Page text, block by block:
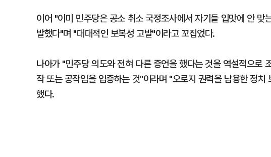
이어 "이미 민주당은 공소 취소 국정조사에서 자기들 입맛에 안
발했다"며 "대대적인 보복성 고발"이라고 꼬집었다.
나아가 "민주당 의도와 전혀 다른 증언을 했다는 것을 역설적으로
작 또는 공작임을 입증하는 것"이라며 "오로지 권력을 남용한 정
했다.